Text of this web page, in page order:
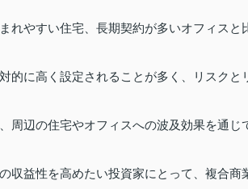
れやすい住宅、長期契約が多いオフィスと
的に高く設定されることが多く、リスク
周辺の住宅やオフィスへの波及効果を通
収益性を高めたい投資家にとって、複合